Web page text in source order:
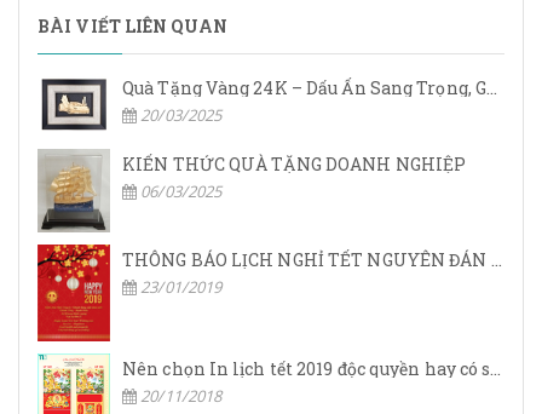
BÀI VIẾT LIÊN QUAN
Quà Tặng Vàng 24K – Dấu Ấn Sang Trọng, Giá Trị Vĩnh Cửu
20/03/2025
KIẾN THỨC QUÀ TẶNG DOANH NGHIỆP
06/03/2025
23/01/2019
20/11/2018